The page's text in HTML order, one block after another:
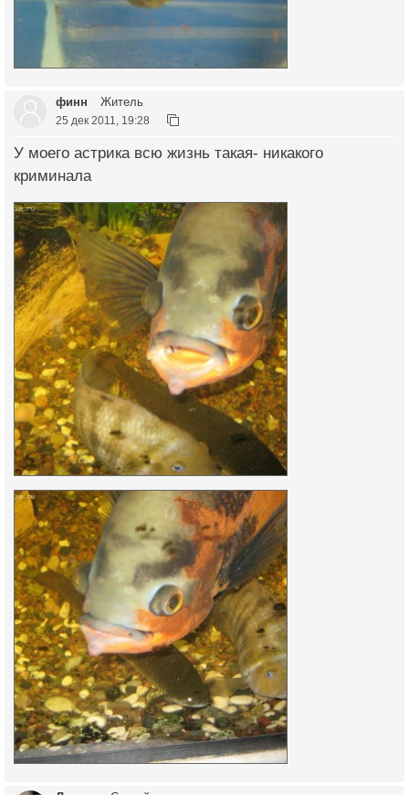
финн Житель
25 дек 2011, 19:28
У моего астрика всю жизнь такая- никакого
криминала